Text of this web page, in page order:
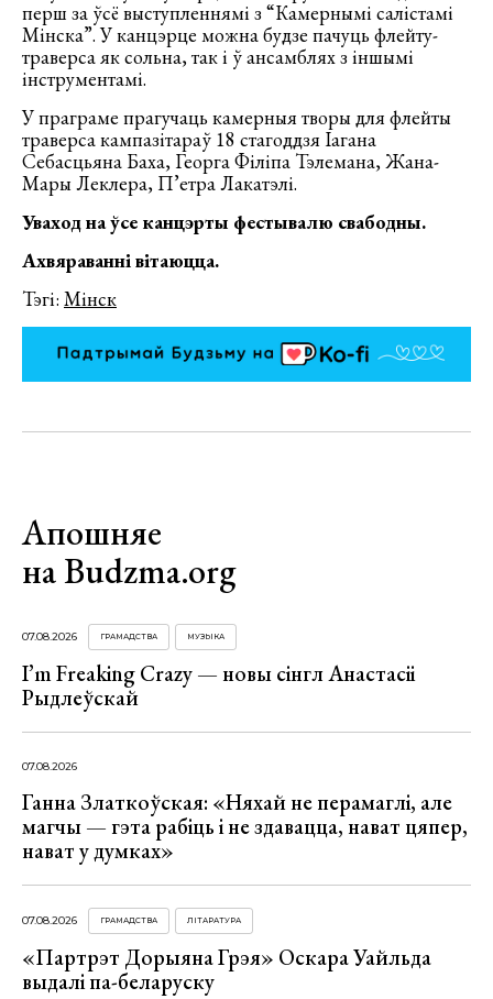
перш за ўсё выступленнямі з “Камернымі салістамі
Мінска”. У канцэрце можна будзе пачуць флейту-
траверса як сольна, так і ў ансамблях з іншымі
інструментамі.
У праграме прагучаць камерныя творы для флейты
траверса кампазітараў 18 стагоддзя Іагана
Себасцьяна Баха, Георга Філіпа Тэлемана, Жана-
Мары Леклера, П’етра Лакатэлі.
Уваход на ўсе канцэрты фестывалю свабодны.
Ахвяраванні вітаюцца.
Тэгі: Мінск
Апошняе
на Budzma.org
07.08.2026 ГРАМАДСТВА МУЗЫКА
I’m Freaking Crazy — новы сінгл Анастасіі
Рыдлеўскай
07.08.2026
Ганна Златкоўская: «Няхай не перамаглі, але
магчы — гэта рабіць і не здавацца, нават цяпер,
нават у думках»
07.08.2026 ГРАМАДСТВА ЛІТАРАТУРА
«Партрэт Дорыяна Грэя» Оскара Уайльда
выдалі па-беларуску